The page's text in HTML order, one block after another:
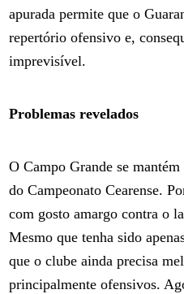
apurada permite que o
repertório ofensivo e,
imprevisível.
Problemas revelados
O Campo Grande se
do Campeonato Cearense.
com gosto amargo contra o
Mesmo que tenha sido
que o clube ainda precisa
principalmente ofensivos.